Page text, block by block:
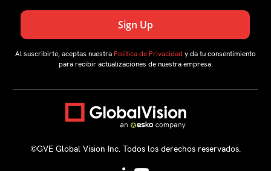
Al suscribirte, aceptas nuestra Política de Privacidad y da tu consentimiento
para recibir actualizaciones de nuestra empresa.
©️GVE Global Vision Inc. Todos los derechos reservados.